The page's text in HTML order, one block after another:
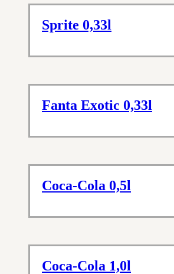
Sprite 0,33l
Fanta Exotic 0,33l
Coca-Cola 0,5l
Coca-Cola 1,0l